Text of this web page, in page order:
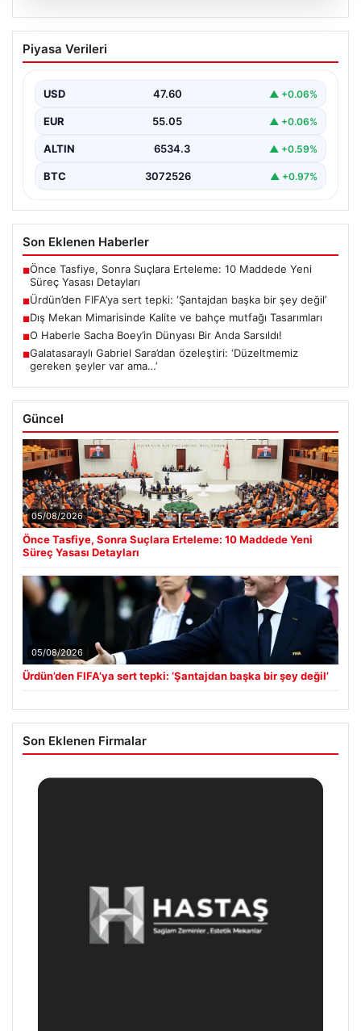
05.08.2026
Ürdün’den FIFA’ya sert tepki: ‘Şantajdan
başka bir şey değil’
Piyasa Verileri
USD 47.60 ▲ +0.06%
EUR 55.05 ▲ +0.06%
ALTIN 6534.3 ▲ +0.59%
BTC 3072526 ▲ +0.97%
Son Eklenen Haberler
■Önce Tasfiye, Sonra Suçlara Erteleme: 10 Maddede Yeni
Süreç Yasası Detayları
■Ürdün’den FIFA’ya sert tepki: ‘Şantajdan başka bir şey değil’
■Dış Mekan Mimarisinde Kalite ve bahçe mutfağı Tasarımları
■O Haberle Sacha Boey’in Dünyası Bir Anda Sarsıldı!
■Galatasaraylı Gabriel Sara’dan özeleştiri: ‘Düzeltmemiz
gereken şeyler var ama…’
Güncel
05/08/2026
Önce Tasfiye, Sonra Suçlara Erteleme: 10 Maddede Yeni
Süreç Yasası Detayları
05/08/2026
Ürdün’den FIFA’ya sert tepki: ‘Şantajdan başka bir şey değil’
Son Eklenen Firmalar